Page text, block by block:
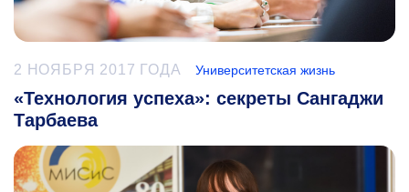
2 НОЯБРЯ 2017 ГОДА Университетская жизнь
«Технология успеха»: секреты Сангаджи
Тарбаева